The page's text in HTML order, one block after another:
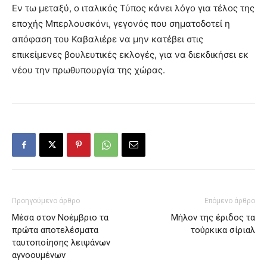
Εν τω μεταξύ, ο ιταλικός Τύπος κάνει λόγο για τέλος της
εποχής Μπερλουσκόνι, γεγονός που σηματοδοτεί η
απόφαση του Καβαλιέρε να μην κατέβει στις
επικείμενες βουλευτικές εκλογές, για να διεκδικήσει εκ
νέου την πρωθυπουργία της χώρας.
Προηγούμενο άρθρο
Μέσα στον Νοέμβριο τα
πρώτα αποτελέσματα
ταυτοποίησης λειψάνων
αγνοουμένων
Επόμενο άρθρο
Μήλον της έριδος τα
τούρκικα σίριαλ